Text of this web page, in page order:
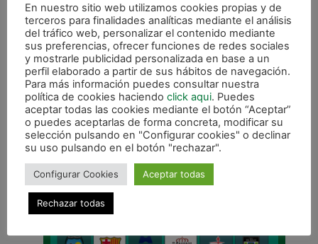
ANTERIOR
Tatono Arregui: «Nos faltan 40.000 euros para cuadrar el presupuesto»
CALENDARIO DE LIGA
En nuestro sitio web utilizamos cookies propias y de
terceros para finalidades analíticas mediante el análisis
del tráfico web, personalizar el contenido mediante
sus preferencias, ofrecer funciones de redes sociales
y mostrarle publicidad personalizada en base a un
perfil elaborado a partir de sus hábitos de navegación.
Para más información puedes consultar nuestra
política de cookies haciendo click aqui. Puedes
aceptar todas las cookies mediante el botón “Aceptar”
o puedes aceptarlas de forma concreta, modificar su
selección pulsando en "Configurar cookies" o declinar
su uso pulsando en el botón "rechazar".
Configurar Cookies Aceptar todas
Rechazar todas